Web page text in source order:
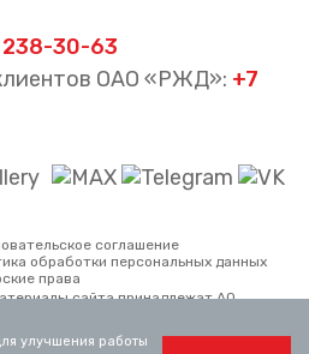
30-63
ОАО «РЖД»: +7
соглашение
обработки персональных данных
права
сайта принадлежат АО
компания. Использование
опубликованных на сайте,
улучшения работы